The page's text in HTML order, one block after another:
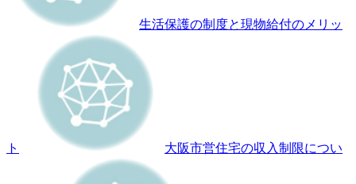
生活保護の制度と現物給付のメリッ
ト 大阪市営住宅の収入制限につい